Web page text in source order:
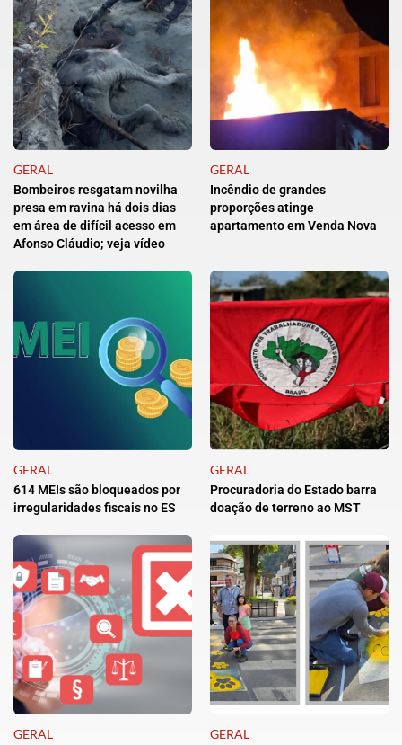
GERAL
Bombeiros resgatam novilha
presa em ravina há dois dias
em área de difícil acesso em
Afonso Cláudio; veja vídeo
GERAL
Incêndio de grandes
proporções atinge
apartamento em Venda Nova
GERAL
614 MEIs são bloqueados por
irregularidades fiscais no ES
GERAL
Procuradoria do Estado barra
doação de terreno ao MST
GERAL GERAL